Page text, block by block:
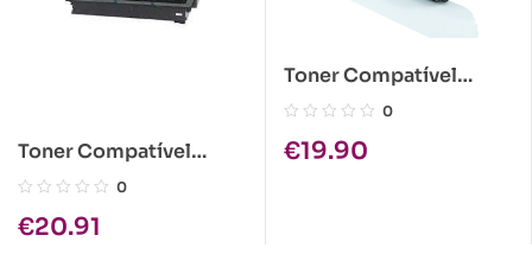
Toner Compatível
Kyocera KM-2530/KM-
0
€20.91
Toner Compatível
Kyocera TK-410 Preto
0
€19.90